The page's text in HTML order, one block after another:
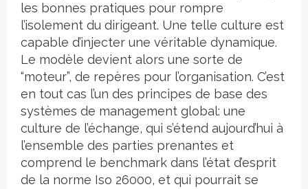
les bonnes pratiques pour rompre
l’isolement du dirigeant. Une telle culture est
capable d’injecter une véritable dynamique.
Le modèle devient alors une sorte de
“moteur”, de repères pour l’organisation. C’est
en tout cas l’un des principes de base des
systèmes de management global: une
culture de l’échange, qui s’étend aujourd’hui à
l’ensemble des parties prenantes et
comprend le benchmark dans l’état d’esprit
de la norme Iso 26000, et qui pourrait se